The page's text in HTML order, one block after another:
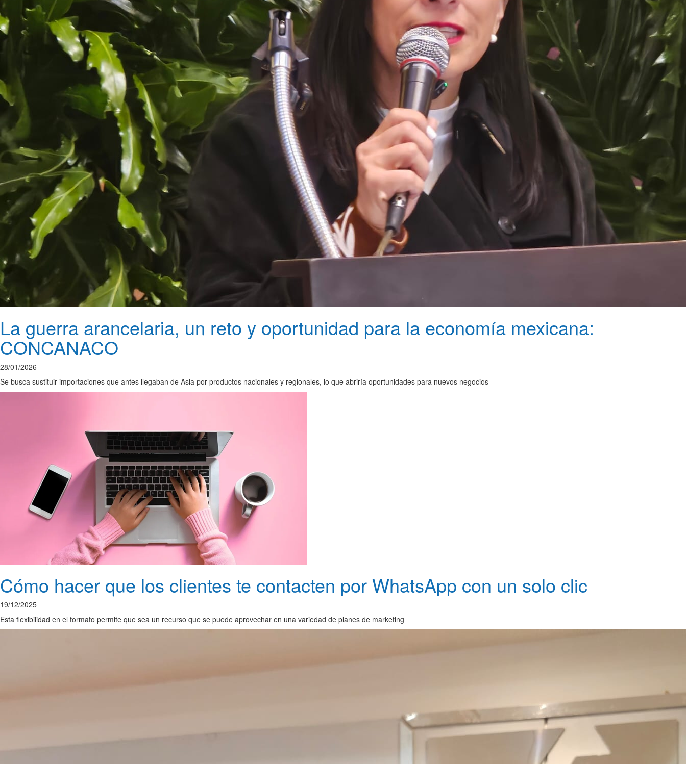
La guerra arancelaria, un reto y oportunidad para la economía mexicana:
CONCANACO
28/01/2026
Se busca sustituir importaciones que antes llegaban de Asia por productos nacionales y regionales, lo que abriría oportunidades para nuevos negocios
Cómo hacer que los clientes te contacten por WhatsApp con un solo clic
19/12/2025
Esta flexibilidad en el formato permite que sea un recurso que se puede aprovechar en una variedad de planes de marketing